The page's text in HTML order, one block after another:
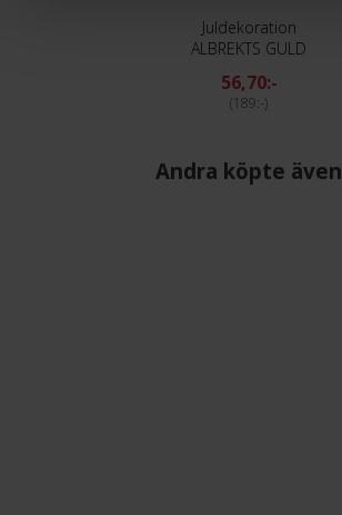
Juldekoration
ALBREKTS GULD
56,70:-
189:-
Andra köpte även